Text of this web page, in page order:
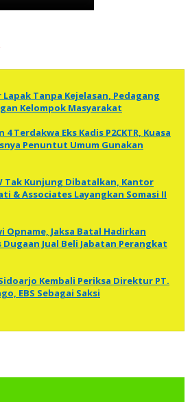
Tanpa Kejelasan, Pedagang
Kelompok Masyarakat
Terdakwa Eks Kadis P2CKTR, Kuasa
Penuntut Umum Gunakan
Tak Kunjung Dibatalkan, Kantor
& Associates Layangkan Somasi II
Opname, Jaksa Batal Hadirkan
Dugaan Jual Beli Jabatan Perangkat
Kembali Periksa Direktur PT.
EBS Sebagai Saksi